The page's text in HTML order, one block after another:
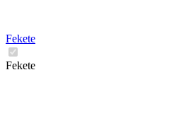
Fekete
Fekete